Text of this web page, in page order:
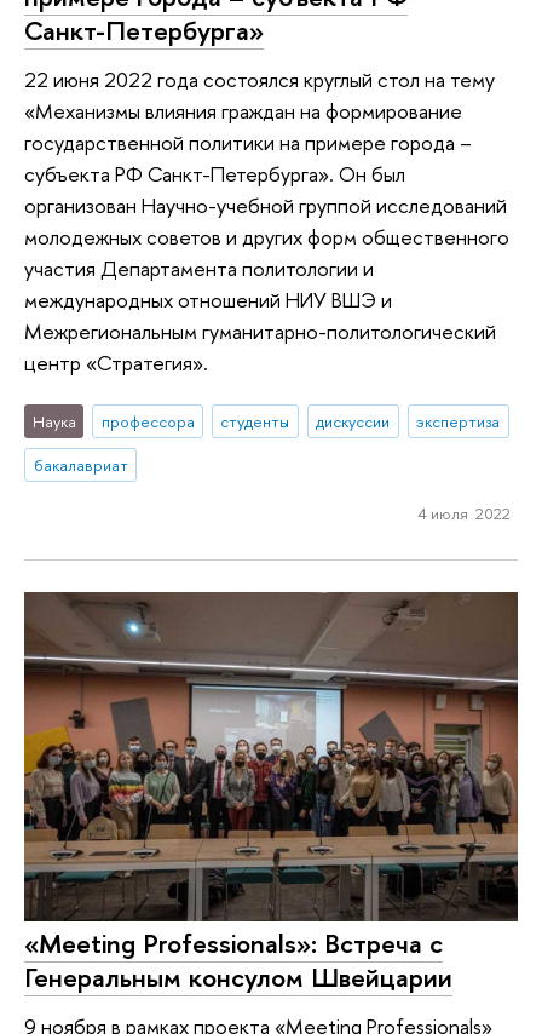
Санкт-Петербурга»
22 июня 2022 года состоялся круглый стол на тему
«Механизмы влияния граждан на формирование
государственной политики на примере города –
субъекта РФ Санкт-Петербурга». Он был
организован Научно-учебной группой исследований
молодежных советов и других форм общественного
участия Департамента политологии и
международных отношений НИУ ВШЭ и
Межрегиональным гуманитарно-политологический
центр «Стратегия».
Наука профессора студенты дискуссии
экспертиза
бакалавриат
4 июля 2022
«Meeting Professionals»: Встреча с
Генеральным консулом Швейцарии
9 ноября в рамках проекта «Meeting Professionals»